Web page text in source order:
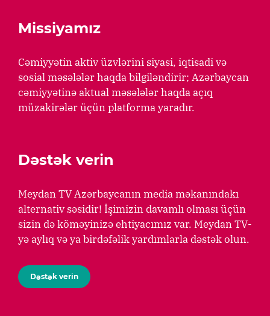
Missiyamız
Cəmiyyətin aktiv üzvlərini siyasi, iqtisadi və
sosial məsələlər haqda bilgiləndirir; Azərbaycan
cəmiyyətinə aktual məsələlər haqda açıq
müzakirələr üçün platforma yaradır.
Dəstək verin
Meydan TV Azərbaycanın media məkanındakı
alternativ səsidir! İşimizin davamlı olması üçün
sizin də köməyinizə ehtiyacımız var. Meydan TV-
yə aylıq və ya birdəfəlik yardımlarla dəstək olun.
Dəstək verin